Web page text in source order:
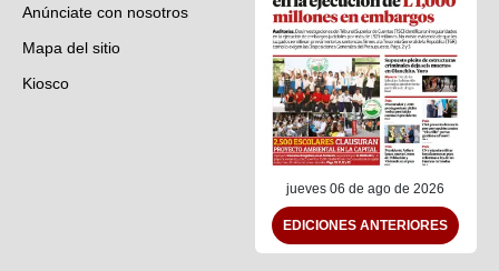
Anúnciate con nosotros
Mapa del sitio
Kiosco
jueves 06 de ago de 2026
EDICIONES ANTERIORES